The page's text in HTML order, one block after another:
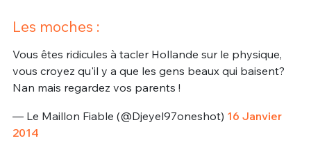
Les moches :
Vous êtes ridicules à tacler Hollande sur le physique,
vous croyez qu'il y a que les gens beaux qui baisent?
Nan mais regardez vos parents !
— Le Maillon Fiable (@Djeyel97oneshot) 16 Janvier
2014